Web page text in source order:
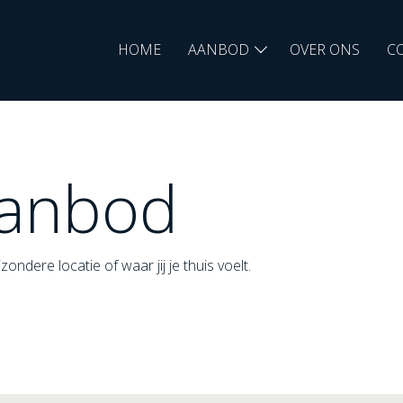
HOME AANBOD OVER ONS
locatie of waar jij je thuis voelt.